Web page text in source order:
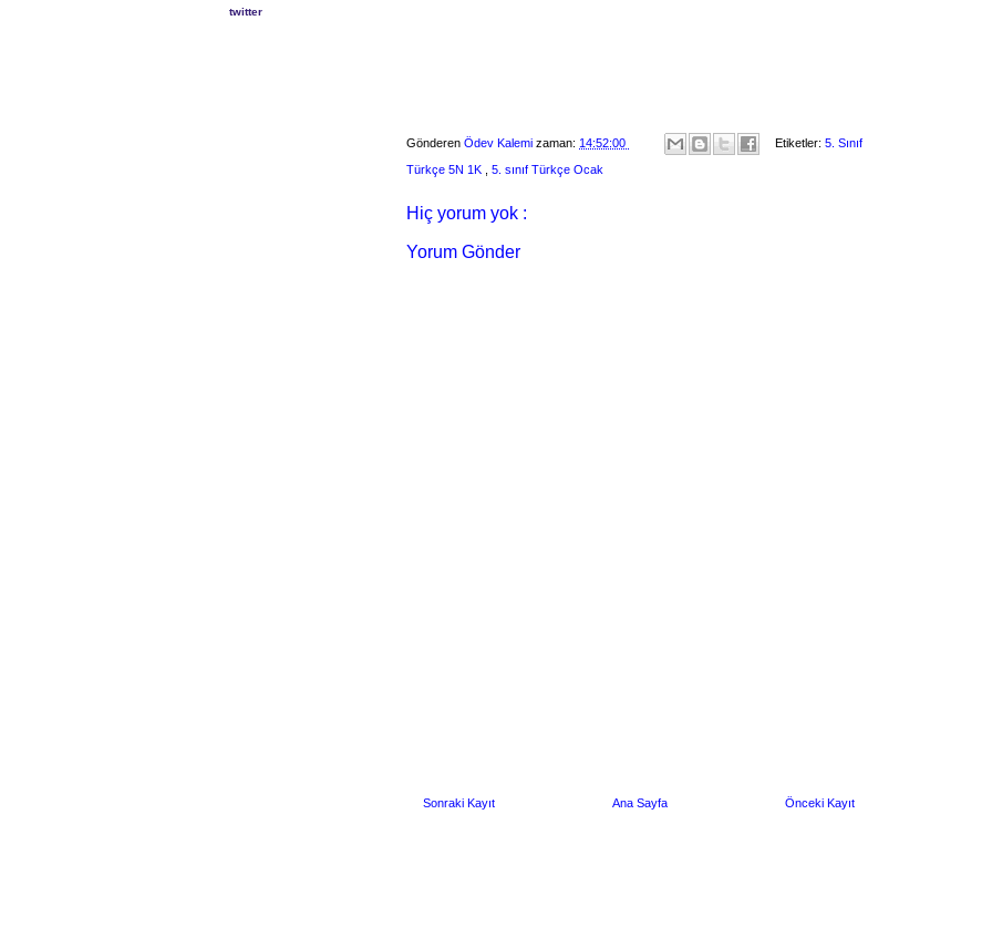
Gönderen Ödev Kalemi zaman: 14:52:00 Etiketler: 5. Sınıf
Türkçe 5N 1K 5. sınıf Türkçe Ocak
Hiç yorum yok :
Yorum Gönder
Sonraki Kayıt Önceki Kayıt
Ana Sayfa
twitter